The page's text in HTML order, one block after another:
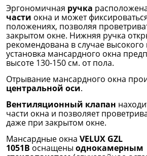
Эргономичная ручка
части окна и может
положениях, позволяя
закрытом окне. Нижняя ручка
рекомендована в случае высокого
установка мансардного окна
высоте 130-150 см. от пола.
Отрывание мансардного окна
центральной оси.
Вентиляционный клапан
части окна и позволяет
даже при закрытом окне.
Мансардные окна VELUX GZL
1051B оснащены однокамерным